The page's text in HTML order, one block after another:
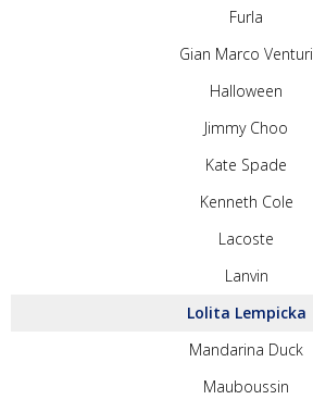
Furla
Gian Marco Venturi
Halloween
Jimmy Choo
Kate Spade
Kenneth Cole
Lacoste
Lanvin
Lolita Lempicka
Mandarina Duck
Mauboussin